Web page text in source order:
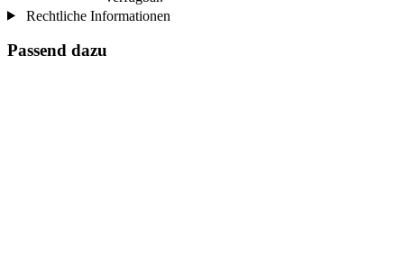
Rechtliche Informationen
Passend dazu